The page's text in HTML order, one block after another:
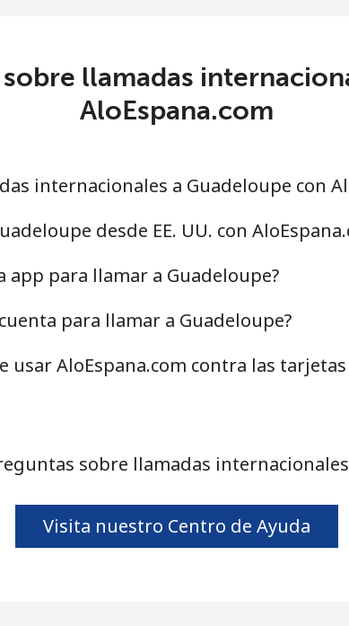
333 min por ⁦$5⁩
⁦14.5c⁩ 34 min por ⁦$5⁩
⁦15.9c⁩ 31 min por ⁦$5⁩
⁦43.9c⁩ 11 min por ⁦$5⁩
llamadas
AloEspana.com
internacionales a Guadeloupe con
desde EE. UU. con
app para llamar a Guadeloupe?
para llamar a Guadeloupe?
usar AloEspana.com contra las
sobre llamadas
Visita nuestro Centro de Ayuda